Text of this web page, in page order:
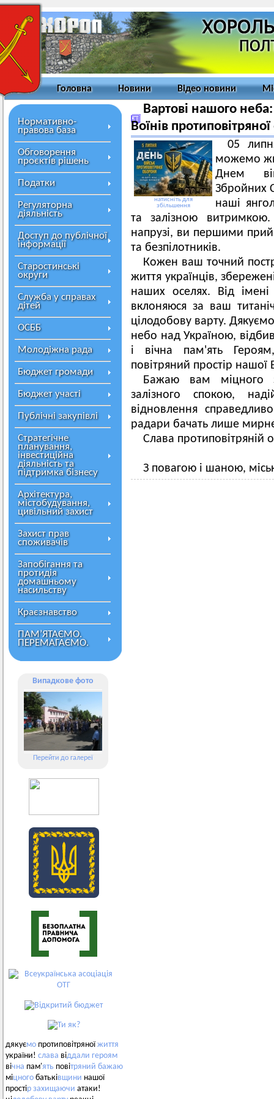
Головна Новини Відео новини
Нормативно-
правова база
Обговорення
проєктів рішень
Податки
Регуляторна
діяльність
Доступ до публічної
інформації
Старостинські
округи
Служба у справах
дітей
ОСББ
Молодіжна рада
Бюджет громади
Бюджет участі
Публічні закупівлі
Стратегічне
планування,
інвестиційна
діяльність та
підтримка бізнесу
Архітектура,
містобудування,
цивільний захист
Захист прав
споживачів
Запобігання та
протидія
домашньому
насильству
Краєзнавство
ПАМ’ЯТАЄМО.
ПЕРЕМАГАЄМО.
Випадкове фото
Перейти до галереї
дякуємо протиповітряноїжиття
україни! слава віддали героям
вічна пам'ять повітряний бажаю
міцного батьківщини нашої
простір захищаючи атаки!
Вартові нашого
Воїнів
натисніть для
збільшення
05
можемо
Днем
Збройних
наші
та залізною
напрузі, ви першими
та безпілотників.
Кожен ваш точний
життя українців,
наших оселях. Від імені
вклоняюся за ваш
цілодобову варту.
небо над Україною,
і вічна пам'ять
повітряний простір нашої
Бажаю вам міцного
залізного спокою,
відновлення
радари бачать лише
Слава протиповітряній
З повагою і шаною,